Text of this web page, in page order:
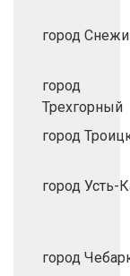
город
город
Трехгорный
город
город Усть-
город